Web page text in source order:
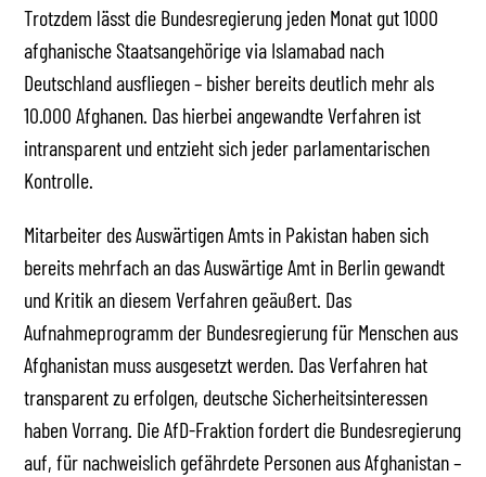
Trotzdem lässt die Bundesregierung jeden Monat gut 1000
afghanische Staatsangehörige via Islamabad nach
Deutschland ausfliegen – bisher bereits deutlich mehr als
10.000 Afghanen. Das hierbei angewandte Verfahren ist
intransparent und entzieht sich jeder parlamentarischen
Kontrolle.
Mitarbeiter des Auswärtigen Amts in Pakistan haben sich
bereits mehrfach an das Auswärtige Amt in Berlin gewandt
und Kritik an diesem Verfahren geäußert. Das
Aufnahmeprogramm der Bundesregierung für Menschen aus
Afghanistan muss ausgesetzt werden. Das Verfahren hat
transparent zu erfolgen, deutsche Sicherheitsinteressen
haben Vorrang. Die AfD-Fraktion fordert die Bundesregierung
auf, für nachweislich gefährdete Personen aus Afghanistan –